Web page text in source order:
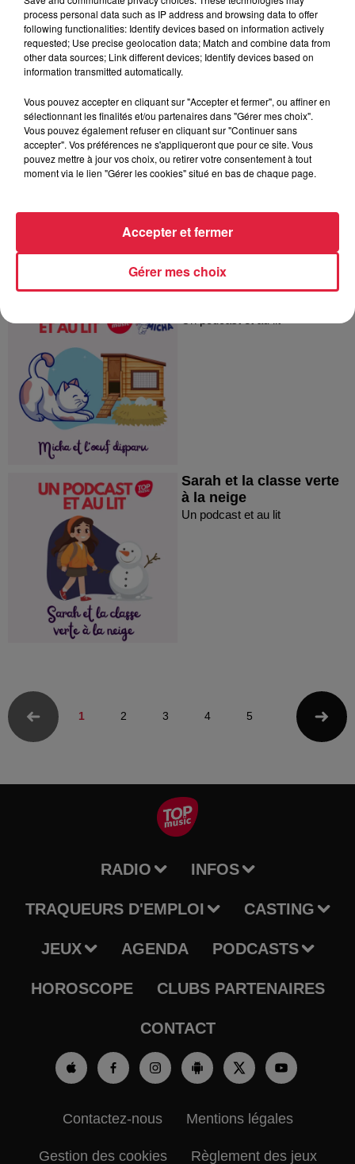
Micha et la nuit étoilée
Un podcast et au lit
Sarah et la classe verte
à la neige
Un podcast et au lit
1 2 3 4 5
RADIO INFOS
TRAQUEURS D'EMPLOI CASTING
JEUX AGENDA PODCASTS
HOROSCOPE CLUBS PARTENAIRES
CONTACT
Contactez-nous Mentions légales
Gestion des cookies Règlement des jeux
process personal data such as IP address and browsing data to offer
following functionalities: Identify devices based on information actively
requested; Use precise geolocation data; Match and combine data from
other data sources; Link different devices; Identify devices based on
information transmitted automatically.
Vous pouvez accepter en cliquant sur "Accepter et fermer", ou affiner en
sélectionnant les finalités et/ou partenaires dans "Gérer mes choix".
Vous pouvez également refuser en cliquant sur "Continuer sans
accepter". Vos préférences ne s'appliqueront que pour ce site. Vous
pouvez mettre à jour vos choix, ou retirer votre consentement à tout
moment via le lien "Gérer les cookies" situé en bas de chaque page.
Gérer mes choix
Accepter et fermer